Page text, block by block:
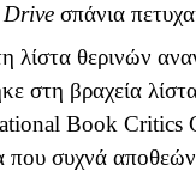
Drive σπάνια
λίστα θερινών
στη βραχεία
Book Critics
που συχνά